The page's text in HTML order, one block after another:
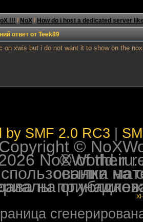
!!! /NoX/How do i host a dedicated server
ответ от Teek89
on xwis but i do not want it to show on the
by SMF 2.0 RC3
©
© 2009-2026 NoXWorld.ru. All
При использовании
на опубликованные на форуме